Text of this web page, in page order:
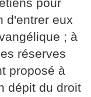
pour
d'entrer eux
; à
réserves
proposé à
dépit du droit